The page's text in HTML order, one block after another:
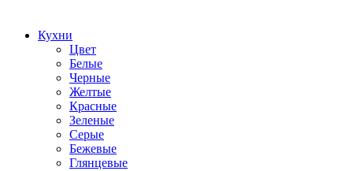
Кухни
Цвет
Белые
Черные
Желтые
Красные
Зеленые
Серые
Бежевые
Глянцевые